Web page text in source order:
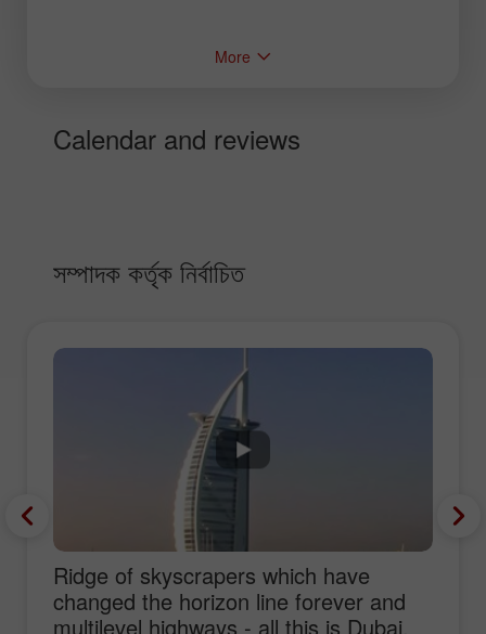
More
Calendar and reviews
সম্পাদক কর্তৃক নির্বাচিত
Ridge of skyscrapers which have
changed the horizon line forever and
multilevel highways - all this is Dubai,